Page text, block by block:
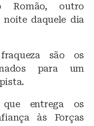
Romão, outro
daquele dia
são os
para um
que entrega os
às Forças